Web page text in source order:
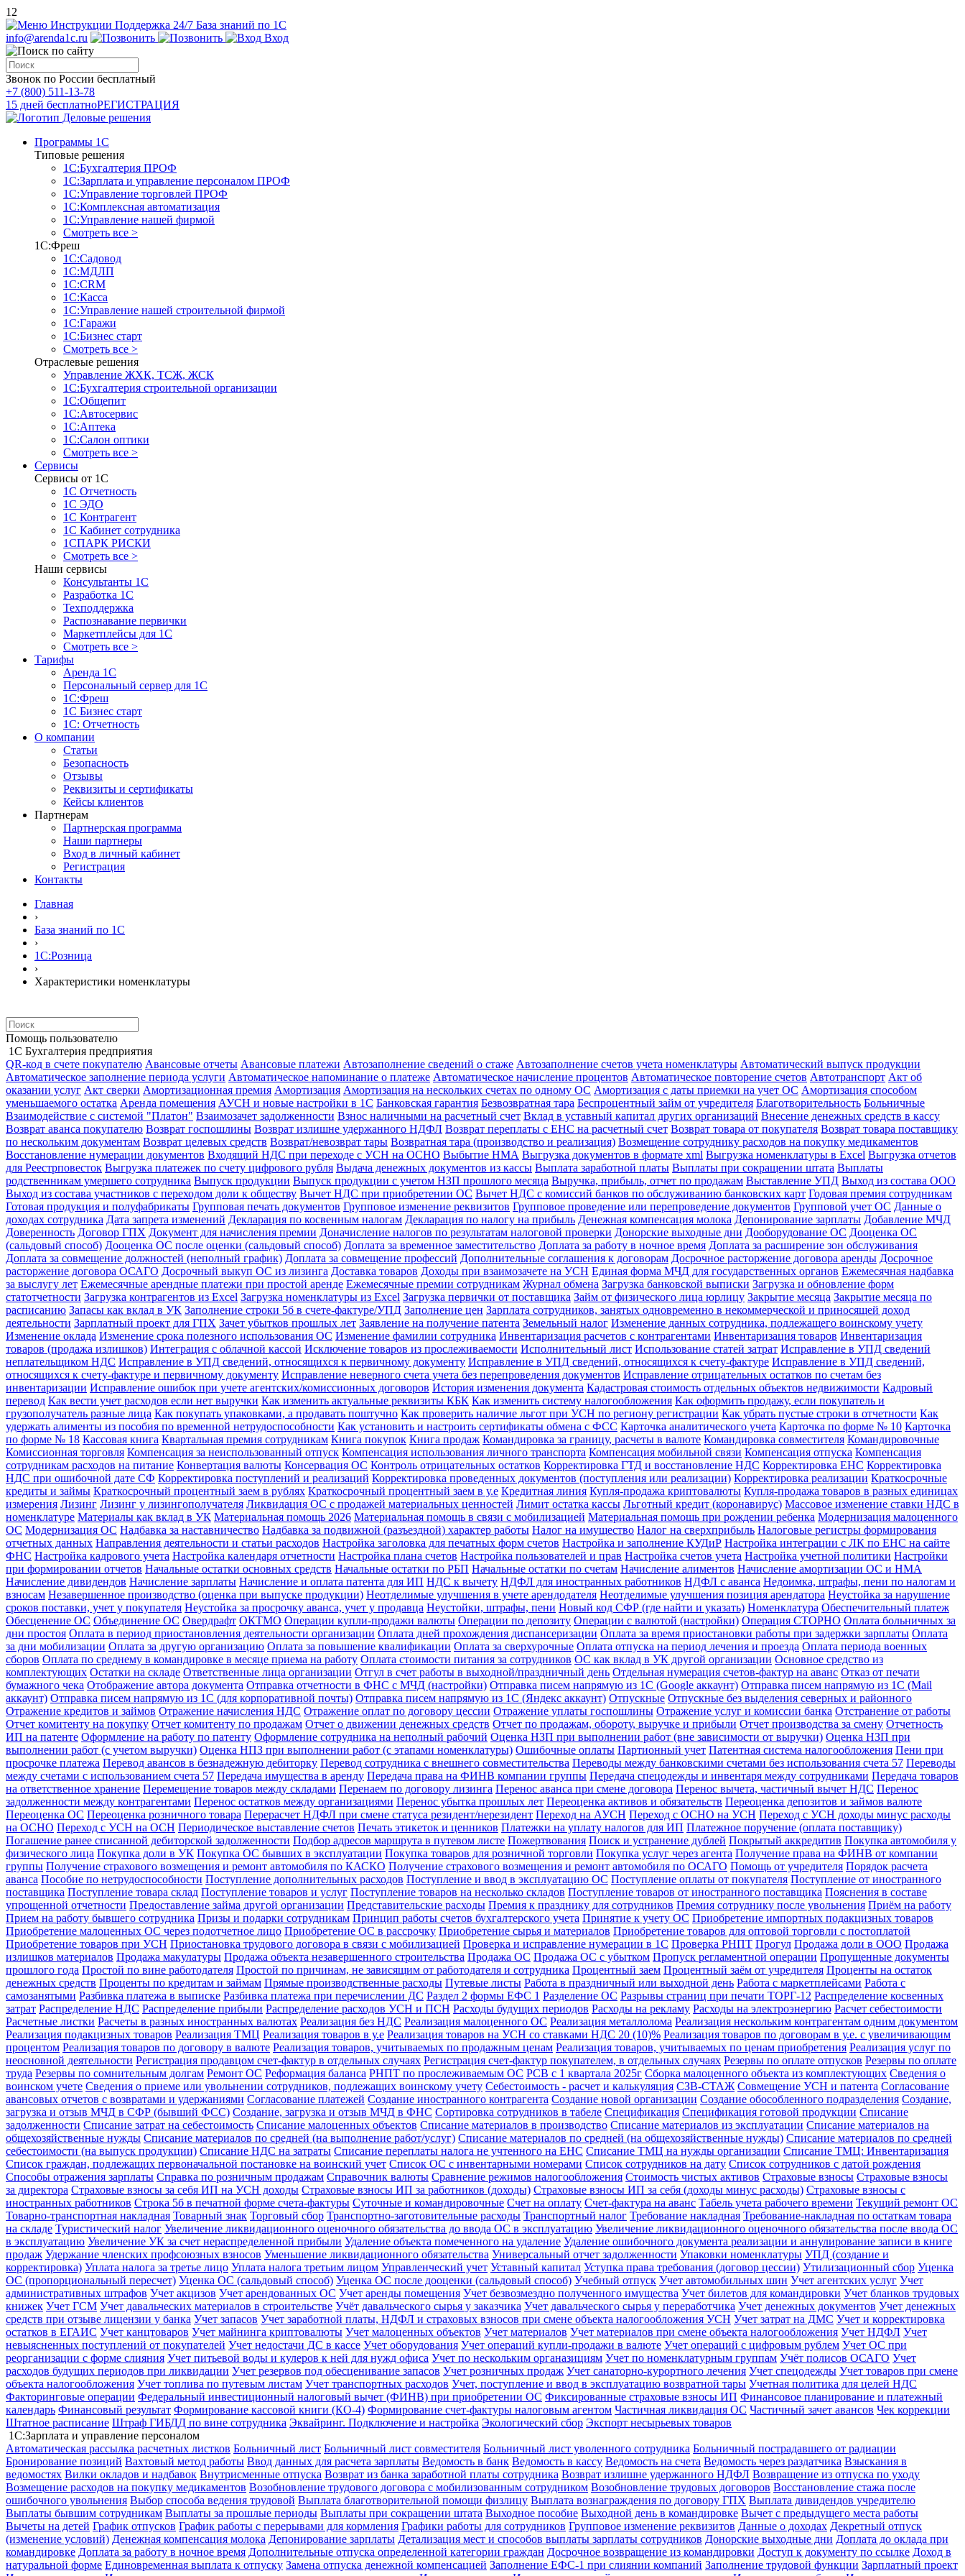
12
Инструкции Поддержка 24/7 База знаний по 1С
info@arenda1c.ru
Вход
Звонок по России бесплатный
+7 (800) 511-13-78
15 дней бесплатноРЕГИСТРАЦИЯ
Программы 1С
Типовые решения
1С:Бухгалтерия ПРОФ
1С:Зарплата и управление персоналом ПРОФ
1С:Управление торговлей ПРОФ
1С:Комплексная автоматизация
1С:Управление нашей фирмой
Смотреть все >
1С:Фреш
1С:Садовод
1С:МДЛП
1С:CRM
1С:Касса
1С:Управление нашей строительной фирмой
1С:Гаражи
1С:Бизнес старт
Смотреть все >
Отраслевые решения
Управление ЖХК, ТСЖ, ЖСК
1С:Бухгалтерия строительной организации
1С:Общепит
1С:Автосервис
1С:Аптека
1С:Салон оптики
Смотреть все >
Сервисы
Сервисы от 1С
1С Отчетность
1С ЭДО
1С Контрагент
1С Кабинет сотрудника
1СПАРК РИСКИ
Смотреть все >
Наши сервисы
Консультанты 1С
Разработка 1С
Техподдержка
Распознавание первички
Маркетплейсы для 1С
Смотреть все >
Тарифы
Аренда 1С
Персональный сервер для 1С
1С:Фреш
1С Бизнес старт
1С: Отчетность
О компании
Статьи
Безопасность
Отзывы
Реквизиты и сертификаты
Кейсы клиентов
Партнерам
Партнерская программа
Наши партнеры
Вход в личный кабинет
Регистрация
Контакты
Главная
›
База знаний по 1С
›
1С:Розница
›
Характеристики номенклатуры
Помощь пользователю
1С Бухгалтерия предприятия
QR-код в счете покупателю Авансовые отчеты Авансовые платежи Автозаполнение сведений о стаже Автозаполнение счетов учета номенклатуры Автоматический выпуск продукции
Автоматическое заполнение периода услуги Автоматическое напоминание о платеже Автоматическое начисление процентов Автоматическое повторение счетов Автотранспорт Акт об
оказании услуг Акт сверки Амортизационная премия Амортизация Амортизация на нескольких счетах по одному ОС Амортизация с даты приемки на учет ОС Амортизация способом
уменьшаемого остатка Аренда помещения АУСН и новые настройки в 1С Банковская гарантия Безвозвратная тара Беспроцентный займ от учредителя Благотворительность Больничные
Взаимодействие с системой "Платон" Взаимозачет задолженности Взнос наличными на расчетный счет Вклад в уставный капитал других организаций Внесение денежных средств в кассу
Возврат аванса покупателю Возврат госпошлины Возврат излишне удержанного НДФЛ Возврат переплаты с ЕНС на расчетный счет Возврат товара от покупателя Возврат товара поставщику
по нескольким документам Возврат целевых средств Возврат/невозврат тары Возвратная тара (производство и реализация) Возмещение сотруднику расходов на покупку медикаментов
Восстановление нумерации документов Входящий НДС при переходе с УСН на ОСНО Выбытие НМА Выгрузка документов в формате xml Выгрузка номенклатуры в Excel Выгрузка отчетов
для Реестрповесток Выгрузка платежек по счету цифрового рубля Выдача денежных документов из кассы Выплата заработной платы Выплаты при сокращении штата Выплаты
родственникам умершего сотрудника Выпуск продукции Выпуск продукции с учетом НЗП прошлого месяца Выручка, прибыль, отчет по продажам Выставление УПД Выход из состава ООО
Выход из состава участников с переходом доли к обществу Вычет НДС при приобретении ОС Вычет НДС с комиссий банков по обслуживанию банковских карт Годовая премия сотрудникам
Готовая продукция и полуфабрикаты Групповая печать документов Групповое изменение реквизитов Групповое проведение или перепроведение документов Групповой учет ОС Данные о
доходах сотрудника Дата запрета изменений Декларация по косвенным налогам Декларация по налогу на прибыль Денежная компенсация молока Депонирование зарплаты Добавление МЧД
Доверенность Договор ГПХ Документ для начисления премии Доначисление налогов по результатам налоговой проверки Донорские выходные дни Дооборудование ОС Дооценка ОС
(сальдовый способ) Дооценка ОС после оценки (сальдовый способ) Доплата за временное заместительство Доплата за работу в ночное время Доплата за расширение зон обслуживания
Доплата за совмещение должностей (неполный график) Доплата за совмещение профессий Дополнительные соглашения к договорам Досрочное расторжение договора аренды Досрочное
расторжение договора ОСАГО Досрочный выкуп ОС из лизинга Доставка товаров Доходы при взаимозачете на УСН Единая форма МЧД для государственных органов Ежемесячная надбавка
за выслугу лет Ежемесячные арендные платежи при простой аренде Ежемесячные премии сотрудникам Журнал обмена Загрузка банковской выписки Загрузка и обновление форм
статотчетности Загрузка контрагентов из Excel Загрузка номенклатуры из Excel Загрузка первички от поставщика Займ от физического лица юрлицу Закрытие месяца Закрытие месяца по
расписанию Запасы как вклад в УК Заполнение строки 5б в счете-фактуре/УПД Заполнение цен Зарплата сотрудников, занятых одновременно в некоммерческой и приносящей доход
деятельности Зарплатный проект для ГПХ Зачет убытков прошлых лет Заявление на получение патента Земельный налог Изменение данных сотрудника, подлежащего воинскому учету
Изменение оклада Изменение срока полезного использования ОС Изменение фамилии сотрудника Инвентаризация расчетов с контрагентами Инвентаризация товаров Инвентаризация
товаров (продажа излишков) Интеграция с облачной кассой Исключение товаров из прослеживаемости Исполнительный лист Использование статей затрат Исправление в УПД сведений
неплательщиком НДС Исправление в УПД сведений, относящихся к первичному документу Исправление в УПД сведений, относящихся к счету-фактуре Исправление в УПД сведений,
относящихся к счету-фактуре и первичному документу Исправление неверного счета учета без перепроведения документов Исправление отрицательных остатков по счетам без
инвентаризации Исправление ошибок при учете агентских/комиссионных договоров История изменения документа Кадастровая стоимость отдельных объектов недвижимости Кадровый
перевод Как вести учет расходов если нет выручки Как изменить актуальные реквизиты КБК Как изменить систему налогообложения Как оформить продажу, если покупатель и
грузополучатель разные лица Как покупать упаковками, а продавать поштучно Как проверить наличие льгот при УСН по региону регистрации Как убрать пустые строки в отчетности Как
удержать алименты из пособия по временной нетрудоспособности Как установить и настроить сертификаты обмена с ФСС Карточка аналитического учета Карточка по форме № 10 Карточка
по форме № 18 Кассовая книга Квартальная премия сотрудникам Книга покупок Книга продаж Командировка за границу, расчеты в валюте Командировка совместителя Командировочные
Комиссионная торговля Компенсация за неиспользованный отпуск Компенсация использования личного транспорта Компенсация мобильной связи Компенсация отпуска Компенсация
сотрудникам расходов на питание Конвертация валюты Консервация ОС Контроль отрицательных остатков Корректировка ГТД и восстановление НДС Корректировка ЕНС Корректировка
НДС при ошибочной дате СФ Корректировка поступлений и реализаций Корректировка проведенных документов (поступления или реализации) Корректировка реализации Краткосрочные
кредиты и займы Краткосрочный процентный заем в рублях Краткосрочный процентный заем в у.е Кредитная линия Купля-продажа криптовалюты Купля-продажа товаров в разных единицах
измерения Лизинг Лизинг у лизингополучателя Ликвидация ОС с продажей материальных ценностей Лимит остатка кассы Льготный кредит (коронавирус) Массовое изменение ставки НДС в
номенклатуре Материалы как вклад в УК Материальная помощь 2026 Материальная помощь в связи с мобилизацией Материальная помощь при рождении ребенка Модернизация малоценного
ОС Модернизация ОС Надбавка за наставничество Надбавка за подвижной (разъездной) характер работы Налог на имущество Налог на сверхприбыль Налоговые регистры формирования
отчетных данных Направления деятельности и статьи расходов Настройка заголовка для печатных форм счетов Настройка и заполнение КУДиР Настройка интеграции с ЛК по ЕНС на сайте
ФНС Настройка кадрового учета Настройка календаря отчетности Настройка плана счетов Настройка пользователей и прав Настройка счетов учета Настройка учетной политики Настройки
при формировании отчетов Начальные остатки основных средств Начальные остатки по РБП Начальные остатки по счетам Начисление алиментов Начисление амортизации ОС и НМА
Начисление дивидендов Начисление зарплаты Начисление и оплата патента для ИП НДС к вычету НДФЛ для иностранных работников НДФЛ с аванса Недоимка, штрафы, пени по налогам и
взносам Незавершенное производство (оценка при выпуске продукции) Неотделимые улучшения в учете арендодателя Неотделимые улучшения позиция арендатора Неустойка за нарушение
сроков поставки, учет у покупателя Неустойка за просрочку аванса, учет у продавца Неустойки, штрафы, пени Новый код СФР (где найти и указать) Номенклатура Обеспечительный платеж
Обесценение ОС Объединение ОС Овердрафт ОКТМО Операции купли-продажи валюты Операции по депозиту Операции с валютой (настройки) Операция СТОРНО Оплата больничных за
дни простоя Оплата в период приостановления деятельности организации Оплата дней прохождения диспансеризации Оплата за время приостановки работы при задержки зарплаты Оплата
за дни мобилизации Оплата за другую организацию Оплата за повышение квалификации Оплата за сверхурочные Оплата отпуска на период лечения и проезда Оплата периода военных
сборов Оплата по среднему в командировке в месяце приема на работу Оплата стоимости питания за сотрудников ОС как вклад в УК другой организации Основное средство из
комплектующих Остатки на складе Ответственные лица организации Отгул в счет работы в выходной/праздничный день Отдельная нумерация счетов-фактур на аванс Отказ от печати
бумажного чека Отображение автора документа Отправка отчетности в ФНС с МЧД (настройки) Отправка писем напрямую из 1С (Google аккаунт) Отправка писем напрямую из 1С (Mail
аккаунт) Отправка писем напрямую из 1С (для корпоративной почты) Отправка писем напрямую из 1С (Яндекс аккаунт) Отпускные Отпускные без выделения северных и районного
Отражение кредитов и займов Отражение начисления НДС Отражение оплат по договору цессии Отражение уплаты госпошлины Отражение услуг и комиссии банка Отстранение от работы
Отчет комитенту на покупку Отчет комитенту по продажам Отчет о движении денежных средств Отчет по продажам, обороту, выручке и прибыли Отчет производства за смену Отчетность
ИП на патенте Оформление на работу по патенту Оформление сотрудника на неполный рабочий Оценка НЗП при выполнении работ (вне зависимости от выручки) Оценка НЗП при
выполнении работ (с учетом выручки) Оценка НПЗ при выполнении работ (с этапами номенклатуры) Ошибочные оплаты Партионный учет Патентная система налогообложения Пени при
просрочке платежа Перевод авансов в безнадежную дебиторку Перевод сотрудника с внешнего совместительства Переводы между банковскими счетами без использования счета 57 Переводы
между счетами с использованием счета 57 Передача имущества в аренду Передача права на ФИНВ компании группы Передача спецодежды и инвентаря между сотрудниками Передача товаров
на ответственное хранение Перемещение товаров между складами Перенаем по договору лизинга Перенос аванса при смене договора Перенос вычета, частичный вычет НДС Перенос
задолженности между контрагентами Перенос остатков между организациями Перенос убытка прошлых лет Переоценка активов и обязательств Переоценка депозитов и займов валюте
Переоценка ОС Переоценка розничного товара Перерасчет НДФЛ при смене статуса резидент/нерезидент Переход на АУСН Переход с ОСНО на УСН Переход с УСН доходы минус расходы
на ОСНО Переход с УСН на ОСН Периодическое выставление счетов Печать этикеток и ценников Платежки на уплату налогов для ИП Платежное поручение (оплата поставщику)
Погашение ранее списанной дебиторской задолженности Подбор адресов маршрута в путевом листе Пожертвования Поиск и устранение дублей Покрытый аккредитив Покупка автомобиля у
физического лица Покупка доли в УК Покупка ОС бывших в эксплуатации Покупка товаров для розничной торговли Покупка услуг через агента Получение права на ФИНВ от компании
группы Получение страхового возмещения и ремонт автомобиля по КАСКО Получение страхового возмещения и ремонт автомобиля по ОСАГО Помощь от учредителя Порядок расчета
аванса Пособие по нетрудоспособности Поступление дополнительных расходов Поступление и ввод в эксплуатацию ОС Поступление оплаты от покупателя Поступление от иностранного
поставщика Поступление товара склад Поступление товаров и услуг Поступление товаров на несколько складов Поступление товаров от иностранного поставщика Пояснения в составе
упрощенной отчетности Предоставление займа другой организации Представительские расходы Премия к празднику для сотрудников Премия сотруднику после увольнения Приём на работу
Прием на работу бывшего сотрудника Призы и подарки сотрудникам Принцип работы счетов бухгалтерского учета Принятие к учету ОС Приобретение импортных подакцизных товаров
Приобретение малоценных ОС через подотчетное лицо Приобретение ОС в рассрочку Приобретение сырья и материалов Приобретение товаров для оптовой торговли с постоплатой
Приобретение товаров при УСН Приостановка трудового договора в связи с мобилизацией Проверка и исправление нумерации в 1С Проверка РНПТ Прогул Продажа доли в ООО Продажа
излишков материалов Продажа макулатуры Продажа объекта незавершенного строительства Продажа ОС Продажа ОС с убытком Пропуск регламентной операции Пропущенные документы
прошлого года Простой по вине работодателя Простой по причинам, не зависящим от работодателя и сотрудника Процентный заем Процентный заём от учредителя Проценты на остаток
денежных средств Проценты по кредитам и займам Прямые производственные расходы Путевые листы Работа в праздничный или выходной день Работа с маркетплейсами Работа с
самозанятыми Разбивка платежа в выписке Разбивка платежа при перечислении ДС Раздел 2 формы ЕФС 1 Разделение ОС Разрывы страниц при печати ТОРГ-12 Распределение косвенных
затрат Распределение НДС Распределение прибыли Распределение расходов УСН и ПСН Расходы будущих периодов Расходы на рекламу Расходы на электроэнергию Расчет себестоимости
Расчетные листки Расчеты в разных иностранных валютах Реализация без НДС Реализация малоценного ОС Реализация металлолома Реализация нескольким контрагентам одним документом
Реализация подакцизных товаров Реализация ТМЦ Реализация товаров в у.е Реализация товаров на УСН со ставками НДС 20 (10)% Реализация товаров по договорам в у.е. с увеличивающим
процентом Реализация товаров по договору в валюте Реализация товаров, учитываемых по продажным ценам Реализация товаров, учитываемых по ценам приобретения Реализация услуг по
неосновной деятельности Регистрация продавцом счет-фактур в отдельных случаях Регистрация счет-фактур покупателем, в отдельных случаях Резервы по оплате отпусков Резервы по оплате
труда Резервы по сомнительным долгам Ремонт ОС Реформация баланса РНПТ по прослеживаемым ОС РСВ с 1 квартала 2025г Сборка малоценного объекта из комплектующих Сведения о
воинском учете Сведения о приеме или увольнении сотрудников, подлежащих воинскому учету Себестоимость - расчет и калькуляция СЗВ-СТАЖ Совмещение УСН и патента Согласование
авансовых отчетов с возвратами и удержаниями Согласование платежей Создание иностранного контрагента Создание новой организации Создание обособленного подразделения Создание,
загрузка и отзыв МЧД в СФР (бывший ФСС) Создание, загрузка и отзыв МЧД в ФНС Сортировка сотрудников в табеле Спецификация Спецификация готовой продукции Списание
задолженности Списание затрат на себестоимость Списание малоценных объектов Списание материалов в производство Списание материалов из эксплуатации Списание материалов на
общехозяйственные нужды Списание материалов по средней (на выполнение работ/услуг) Списание материалов по средней (на общехозяйственные нужды) Списание материалов по средней
себестоимости (на выпуск продукции) Списание НДС на затраты Списание переплаты налога не учтенного на ЕНС Списание ТМЦ на нужды организации Списание ТМЦ: Инвентаризация
Список граждан, подлежащих первоначальной постановке на воинский учет Список ОС с инвентарными номерами Список сотрудников на дату Список сотрудников с датой рождения
Способы отражения зарплаты Справка по розничным продажам Справочник валюты Сравнение режимов налогообложения Стоимость чистых активов Страховые взносы Страховые взносы
за директора Страховые взносы за себя ИП на УСН доходы Страховые взносы ИП за работников (доходы) Страховые взносы ИП за себя (доходы минус расходы) Страховые взносы с
иностранных работников Строка 5б в печатной форме счета-фактуры Суточные и командировочные Счет на оплату Счет-фактура на аванс Табель учета рабочего времени Текущий ремонт ОС
Товарно-транспортная накладная Товарный знак Торговый сбор Транспортно-заготовительные расходы Транспортный налог Требование накладная Требование-накладная по остаткам товара
на складе Туристический налог Увеличение ликвидационного оценочного обязательства до ввода ОС в эксплуатацию Увеличение ликвидационного оценочного обязательства после ввода ОС
в эксплуатацию Увеличение УК за счет нераспределенной прибыли Удаление объекта помеченного на удаление Удаление ошибочного документа реализации и аннулирование записи в книге
продаж Удержание членских профсоюзных взносов Уменьшение ликвидационного обязательства Универсальный отчет задолженности Упаковки номенклатуры УПД (создание и
корректировка) Уплата налога за третье лицо Уплата налога третьим лицом Управленческий учет Уставный капитал Уступка права требования (договор цессии) Утилизационный сбор Уценка
ОС (пропорциональный пересчет) Уценка ОС (сальдовый способ) Уценка ОС после дооценки (сальдовый способ) Учебный отпуск Учет автомобильных шин Учет агентских услуг Учет
административных штрафов Учет акцизов Учет арендованных ОС Учет аренды помещения Учет безвозмездно полученного имущества Учет билетов для командировки Учет бланков трудовых
книжек Учет ГСМ Учет давальческих материалов в строительстве Учёт давальческого сырья у заказчика Учет давальческого сырья у переработчика Учет денежных документов Учет денежных
средств при отзыве лицензии у банка Учет запасов Учет заработной платы, НДФЛ и страховых взносов при смене объекта налогообложения УСН Учет затрат на ДМС Учет и корректировка
остатков в ЕГАИС Учет канцтоваров Учет майнинга криптовалюты Учет малоценных объектов Учет материалов Учет материалов при смене объекта налогообложения Учет НДФЛ Учет
невыясненных поступлений от покупателей Учет недостачи ДС в кассе Учет оборудования Учет операций купли-продажи в валюте Учет операций с цифровым рублем Учет ОС при
реорганизации с форме слияния Учет питьевой воды и кулеров к ней для нужд офиса Учет по нескольким органазициям Учет по номенклатурным группам Учёт полисов ОСАГО Учет
расходов будущих периодов при ликвидации Учет резервов под обесценивание запасов Учет розничных продаж Учет санаторно-курортного лечения Учет спецодежды Учет товаров при смене
объекта налогообложения Учет топлива по путевым листам Учет транспортных расходов Учет, поступление и ввод в эксплуатацию возвратной тары Учетная политика для целей НДС
Факторинговые операции Федеральный инвестиционный налоговый вычет (ФИНВ) при приобретении ОС Фиксированные страховые взносы ИП Финансовое планирование и платежный
календарь Финансовый результат Формирование кассовой книги (КО-4) Формирование счет-фактуры налоговым агентом Частичная ликвидация ОС Частичный зачет авансов Чек коррекции
Штатное расписание Штраф ГИБДД по вине сотрудника Эквайринг. Подключение и настройка Экологический сбор Экспорт несырьевых товаров
1С:Зарплата и управление персоналом
Автоматическая рассылка расчетных листков Больничный лист Больничный лист совместителя Больничный лист уволенного сотрудника Больничный пострадавшего от радиации
Бронирование позиций Вахтовый метод работы Ввод данных для расчета зарплаты Ведомость в банк Ведомость в кассу Ведомость на счета Ведомость через раздатчика Взыскания в
ведомостях Вилки окладов и надбавок Внутрисменные отпуска Возврат из банка заработной платы сотрудника Возврат излишне удержанного НДФЛ Возвращение из отпуска по уходу
Возмещение расходов на покупку медикаментов Возобновление трудового договора с мобилизованным сотрудником Возобновление трудовых договоров Восстановление стажа после
ошибочного увольнения Выбор способа ведения трудовой Выплата благотворительной помощи физлицу Выплата вознаграждения по договору ГПХ Выплата дивидендов учредителю
Выплаты бывшим сотрудникам Выплаты за прошлые периоды Выплаты при сокращении штата Выходное пособие Выходной день в командировке Вычет с предыдущего места работы
Вычеты на детей График отпусков График работы с перерывами для кормления Графики работы для сотрудников Групповое изменение реквизитов Данные о доходах Декретный отпуск
(изменение условий) Денежная компенсация молока Депонирование зарплаты Детализация мест и способов выплаты зарплаты сотрудников Донорские выходные дни Доплата до оклада при
командировке Доплата за работу в ночное время Дополнительные отпуска определенной категории граждан Досрочное возвращение из командировки Доступ к документу по ссылке Доход в
натуральной форме Единовременная выплата к отпуску Замена отпуска денежной компенсацией Заполнение ЕФС-1 при слиянии компаний Заполнение трудовой функции Зарплатный проект